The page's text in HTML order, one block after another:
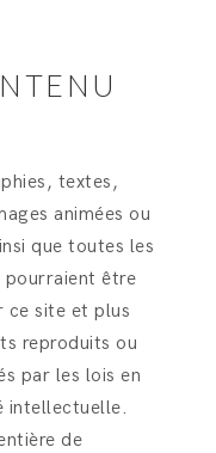
textes,
animées ou
que toutes les
pourraient être
ce site et plus
reproduits ou
par les lois en
intellectuelle.
de